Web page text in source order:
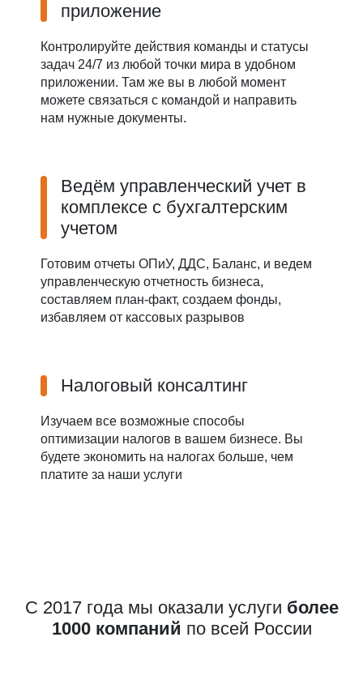
приложение
Контролируйте действия команды и статусы
задач 24/7 из любой точки мира в удобном
приложении. Там же вы в любой момент
можете связаться с командой и направить
нам нужные документы.
Ведём управленческий учет в
комплексе с бухгалтерским
учетом
Готовим отчеты ОПиУ, ДДС, Баланс, и ведем
управленческую отчетность бизнеса,
составляем план-факт, создаем фонды,
избавляем от кассовых разрывов
Налоговый консалтинг
Изучаем все возможные способы
оптимизации налогов в вашем бизнесе. Вы
будете экономить на налогах больше, чем
платите за наши услуги
С 2017 года мы оказали услуги более
1000 компаний по всей России